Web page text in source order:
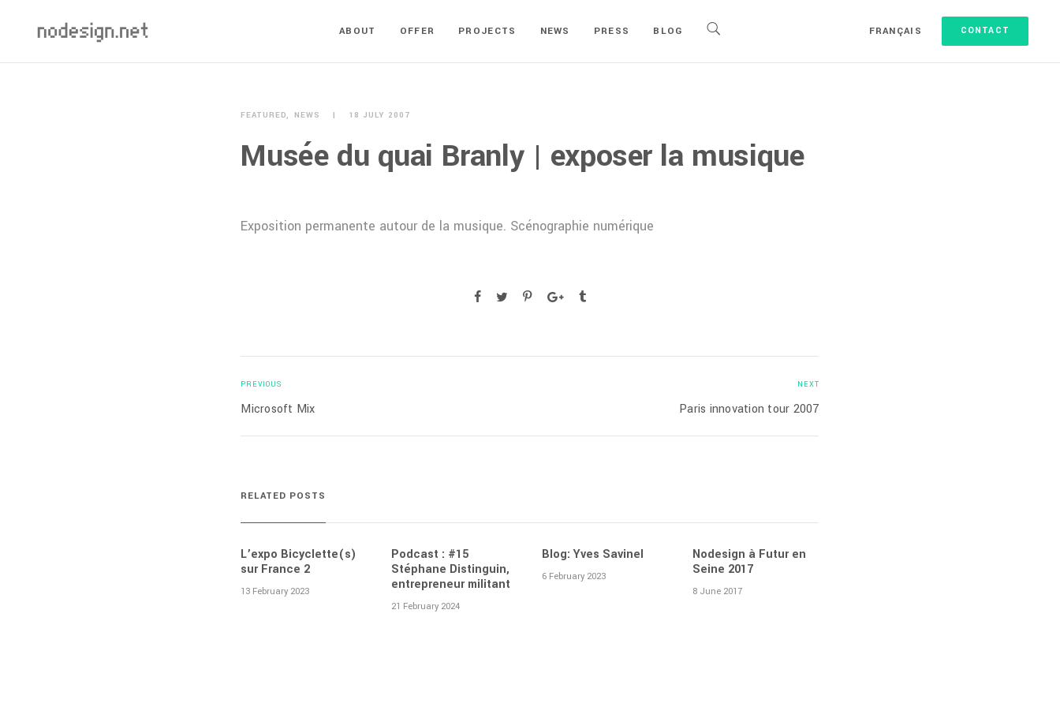
CONTACT
ABOUT OFFER PROJECTS NEWS PRESS BLOG FRANÇAIS
FEATURED NEWS 18 JULY 2007
Musée du quai Branly | exposer la musique
Exposition permanente autour de la musique. Scénographie numérique
PREVIOUS
Microsoft Mix
NEXT
Paris innovation tour 2007
RELATED POSTS
L’expo Bicyclette(s)
sur France 2
13 February 2023
Podcast : #15
Stéphane Distinguin,
entrepreneur militant
21 February 2024
Blog: Yves Savinel
6 February 2023
Nodesign à Futur en
Seine 2017
8 June 2017